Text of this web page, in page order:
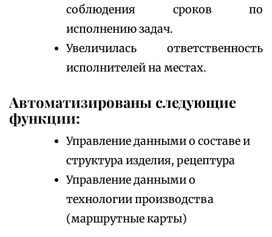
соблюдения сроков по
исполнению задач.
Увеличилась ответственность
исполнителей на местах.
Автоматизированы следующие
функции:
Управление данными о составе и
структура изделия, рецептура
Управление данными о
технологии производства
(маршрутные карты)